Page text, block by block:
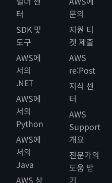
터
SDK 및
도구
AWS에
서의
.NET
AWS에
서의
Python
AWS에
서의
Java
AWS 상
문의
지원 티
켓 제출
AWS
re:Post
지식 센
터
AWS
Support
개요
전문가의
도움 받
기